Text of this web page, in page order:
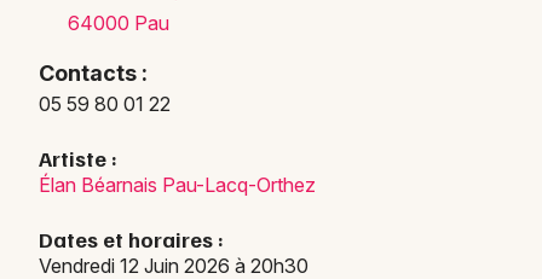
64000 Pau
Contacts :
05 59 80 01 22
Artiste :
Élan Béarnais Pau-Lacq-Orthez
Dates et horaires :
Vendredi 12 Juin 2026 à 20h30